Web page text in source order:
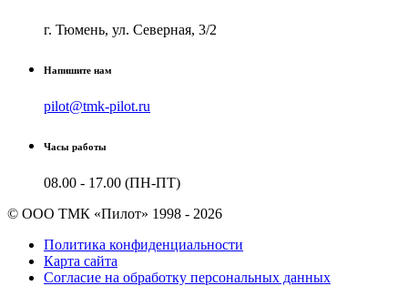
г. Тюмень, ул. Северная, 3/2
Напишите нам
pilot@tmk-pilot.ru
Часы работы
08.00 - 17.00 (ПН-ПТ)
© ООО ТМК «Пилот» 1998 - 2026
Политика конфиденциальности
Карта сайта
Согласие на обработку персональных данных